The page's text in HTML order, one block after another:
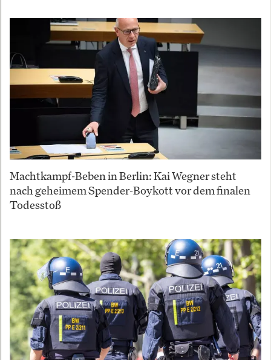
Machtkampf-Beben in Berlin: Kai Wegner steht
nach geheimem Spender-Boykott vor dem finalen
Todesstoß